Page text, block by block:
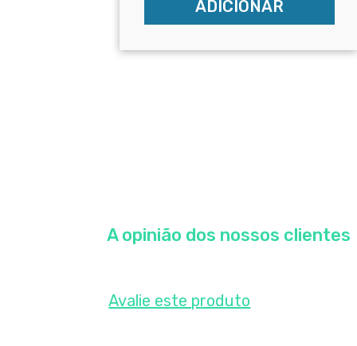
ADICIONAR
A opinião dos nossos clientes
Avalie este produto